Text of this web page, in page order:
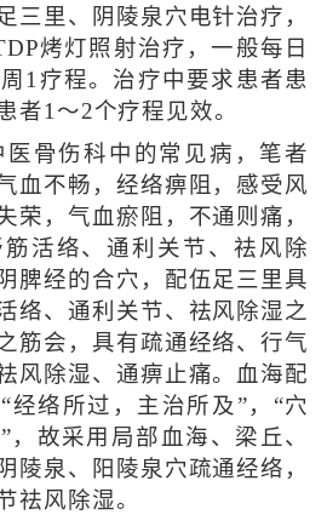
三里、阴陵泉穴电针治疗，
烤灯照射治疗，一般每日
1疗程。治疗中要求患者患
者1～2个疗程见效。
骨伤科中的常见病，笔者
血不畅，经络痹阻，感受风
荣，气血瘀阻，不通则痛，
活络、通利关节、祛风除
脾经的合穴，配伍足三里具
络、通利关节、祛风除湿之
筋会，具有疏通经络、行气
风除湿、通痹止痛。血海配
经络所过，主治所及”，“穴
，故采用局部血海、梁丘、
陵泉、阳陵泉穴疏通经络，
祛风除湿。